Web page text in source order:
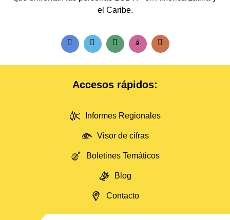
el Caribe.
Accesos rápidos:
Informes Regionales
Visor de cifras
Boletines Temáticos
Blog
Contacto